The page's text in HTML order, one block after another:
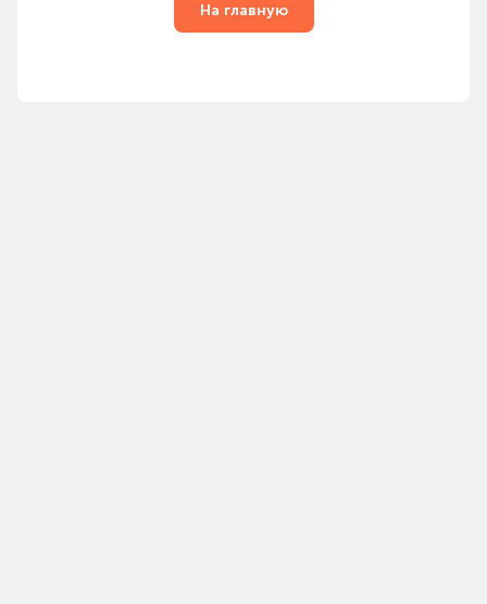
На главную